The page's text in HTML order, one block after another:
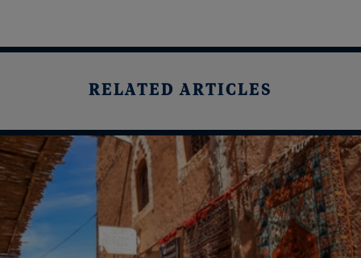
RELATED ARTICLES